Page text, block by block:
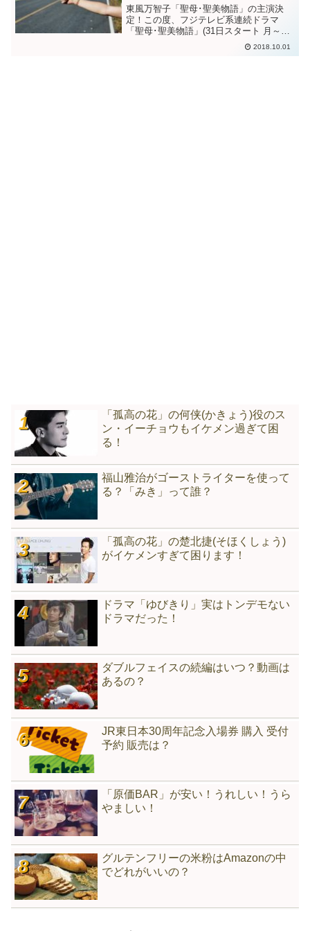
東風万智子「聖母･聖美物語」の主演決
定！この度、フジテレビ系連続ドラマ
「聖母･聖美物語」(31日スタート 月～金
曜午後1時30分)で女優の東風万智子(こち
まちこ)さんが主演を務めることになりま
2018.10.01
「孤高の花」の何侠(かきょう)役のス
ン・イーチョウもイケメン過ぎて困
る！
福山雅治がゴーストライターを使って
る？「みき」って誰？
「孤高の花」の楚北捷(そほくしょう)
がイケメンすぎて困ります！
ドラマ「ゆびきり」実はトンデモない
ドラマだった！
ダブルフェイスの続編はいつ？動画は
あるの？
JR東日本30周年記念入場券 購入 受付
予約 販売は？
「原価BAR」が安い！うれしい！うら
やましい！
グルテンフリーの米粉はAmazonの中
でどれがいいの？